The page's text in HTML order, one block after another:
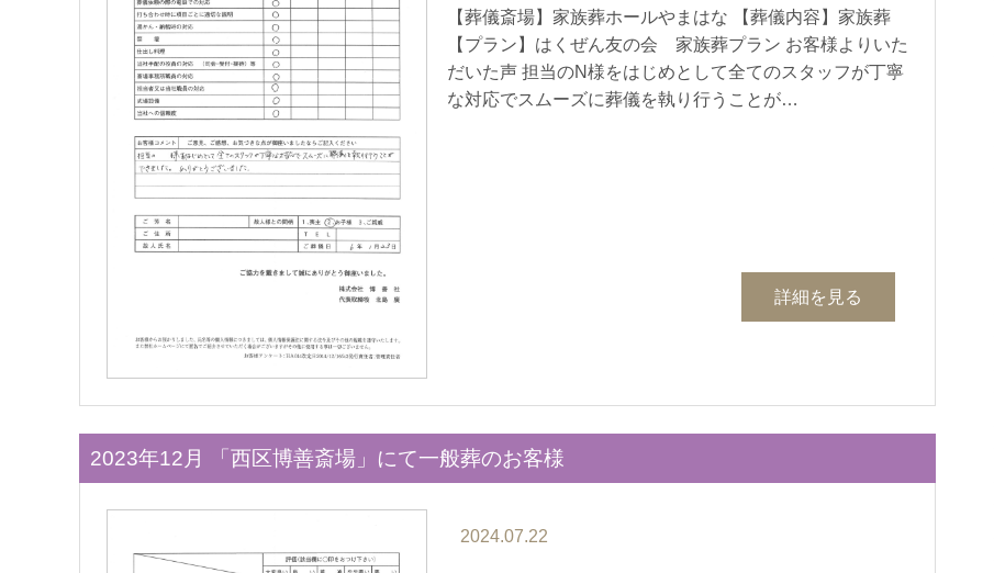
【葬儀斎場】家族葬ホールやまはな 【葬儀内容】家族葬
【プラン】はくぜん友の会 家族葬プラン お客様よりいた
だいた声 担当のN様をはじめとして全てのスタッフが丁寧
な対応でスムーズに葬儀を執り行うことが…
詳細を見る
2023年12月 「西区博善斎場」にて一般葬のお客様
2024.07.22